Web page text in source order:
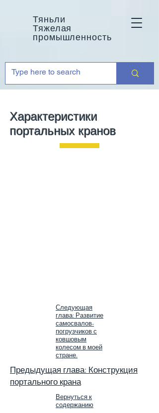
Тяньли
Тяжелая
промышленность
Характеристики
портальных кранов
Следующая
глава: Развитие
самосвалов-
погрузчиков с
ковшовым
колесом в моей
стране.
Предыдущая глава: Конструкция
портального крана
Вернуться к
содержанию